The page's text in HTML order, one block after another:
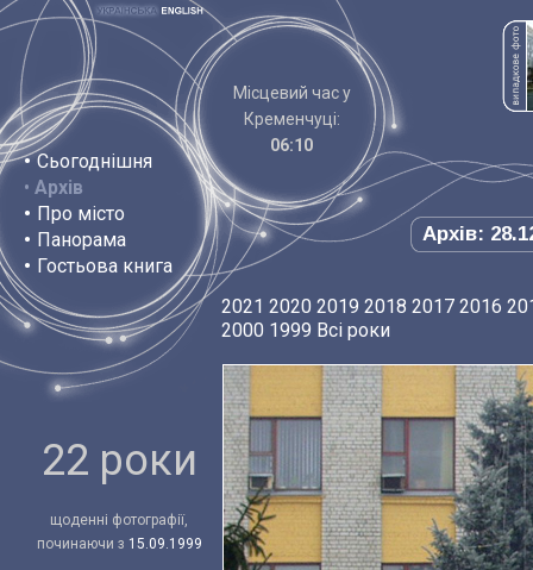
• Сьогоднішня
• Архів
• Про місто
• Панорама
• Гостьова книга
Місцевий час у
Кременчуці:
06:10
Архів:
22 роки
щоденні фотографії,
починаючи з 15.09.1999
2021 2020 2019 2018 2017 2016
2000 1999 Всі роки